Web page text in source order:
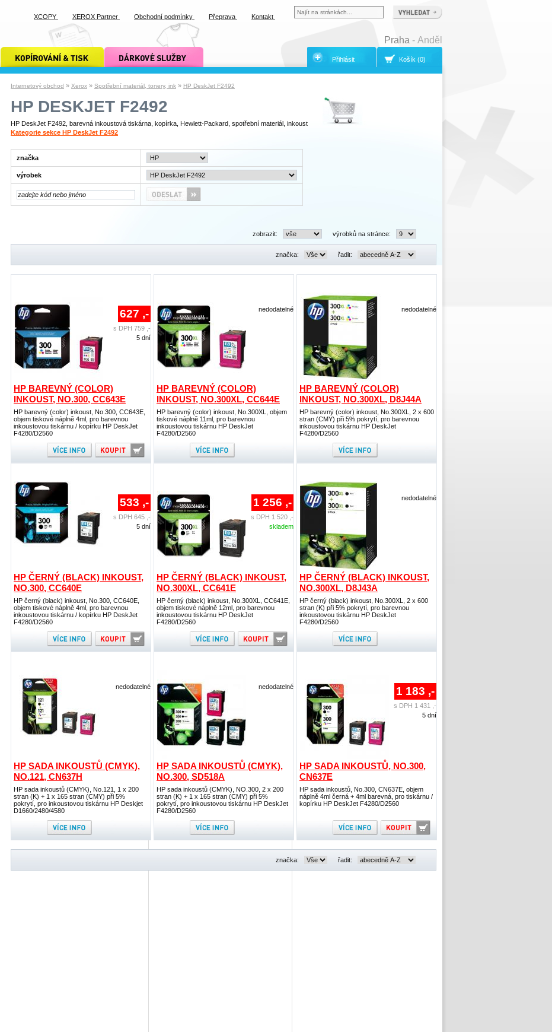
Internetový obchod » Xerox » Spotřební materiál, tonery, ink » HP DeskJet F2492
HP DESKJET F2492
HP DeskJet F2492, barevná inkoustová tiskárna, kopírka, Hewlett-Packard, spotřební materiál, inkoust
Kategorie sekce HP DeskJet F2492
značka
výrobek
zobrazit: výrobků na stránce:
značka: řadit:
HP BAREVNÝ (COLOR)
INKOUST, NO.300, CC643E
HP barevný (color) inkoust, No.300, CC643E,
objem tiskové náplně 4ml, pro barevnou
inkoustovou tiskárnu / kopírku HP DeskJet
F4280/D2560
627 ,-
s DPH 759 ,-
5 dní
HP BAREVNÝ (COLOR)
INKOUST, NO.300XL, CC644E
HP barevný (color) inkoust, No.300XL, objem
tiskové náplně 11ml, pro barevnou
inkoustovou tiskárnu HP DeskJet
F4280/D2560
nedodatelné
HP BAREVNÝ (COLOR)
INKOUST, NO.300XL, D8J44A
HP barevný (color) inkoust, No.300XL, 2 x 600
stran (CMY) při 5% pokrytí, pro barevnou
inkoustovou tiskárnu HP DeskJet
F4280/D2560
nedodatelné
HP ČERNÝ (BLACK) INKOUST,
NO.300, CC640E
HP černý (black) inkoust, No.300, CC640E,
objem tiskové náplně 4ml, pro barevnou
inkoustovou tiskárnu / kopírku HP DeskJet
F4280/D2560
533 ,-
s DPH 645 ,-
5 dní
HP ČERNÝ (BLACK) INKOUST,
NO.300XL, CC641E
HP černý (black) inkoust, No.300XL, CC641E,
objem tiskové náplně 12ml, pro barevnou
inkoustovou tiskárnu HP DeskJet
F4280/D2560
1 256 ,-
s DPH 1 520 ,-
skladem
HP ČERNÝ (BLACK) INKOUST,
NO.300XL, D8J43A
HP černý (black) inkoust, No.300XL, 2 x 600
stran (K) při 5% pokrytí, pro barevnou
inkoustovou tiskárnu HP DeskJet
F4280/D2560
nedodatelné
HP SADA INKOUSTŮ (CMYK),
NO.121, CN637H
HP sada inkoustů (CMYK), No.121, 1 x 200
stran (K) + 1 x 165 stran (CMY) při 5%
pokrytí, pro inkoustovou tiskárnu HP Deskjet
D1660/2480/4580
nedodatelné
HP SADA INKOUSTŮ (CMYK),
NO.300, SD518A
HP sada inkoustů (CMYK), NO.300, 2 x 200
stran (K) + 1 x 165 stran (CMY) při 5%
pokrytí, pro inkoustovou tiskárnu HP DeskJet
F4280/D2560
nedodatelné
HP SADA INKOUSTŮ, NO.300,
CN637E
HP sada inkoustů, No.300, CN637E, objem
náplně 4ml černá + 4ml barevná, pro tiskárnu /
kopírku HP DeskJet F4280/D2560
1 183 ,-
s DPH 1 431 ,-
5 dní
značka: řadit:
kopírování a tisk xcopy dárkové služby xcopy
XCOPY XEROX Partner Obchodní podmínky Přeprava Kontakt
Praha - Anděl
Košík (0)
Přihlásit